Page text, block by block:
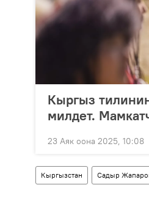
Кыргыз
милдет.
23 Аяк оона 2025, 10:08
Кыргызстан Садыр